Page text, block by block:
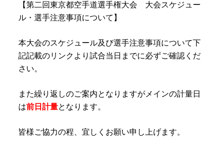
【第二回東京都空手道選手権大会 大会スケジュー
ル・選手注意事項について】
本大会のスケジュール及び選手注意事項について下
記記載のリンクより試合当日までに必ずご確認くだ
さい。
また繰り返しのご案内となりますがメインの計量日
は前日計量となります。
皆様ご協力の程、宜しくお願い申し上げます。